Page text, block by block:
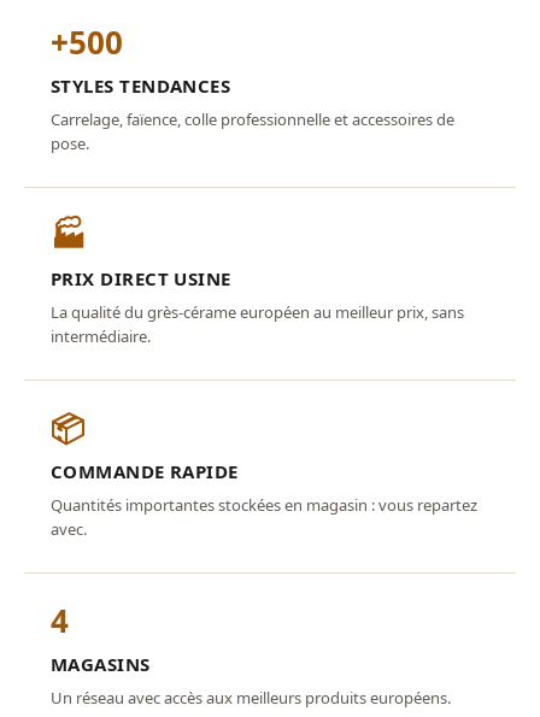
+500
STYLES TENDANCES
Carrelage, faïence, colle professionnelle et accessoires de
pose.
🏭
PRIX DIRECT USINE
La qualité du grès-cérame européen au meilleur prix, sans
intermédiaire.
📦
COMMANDE RAPIDE
Quantités importantes stockées en magasin : vous repartez
avec.
4
MAGASINS
Un réseau avec accès aux meilleurs produits européens.